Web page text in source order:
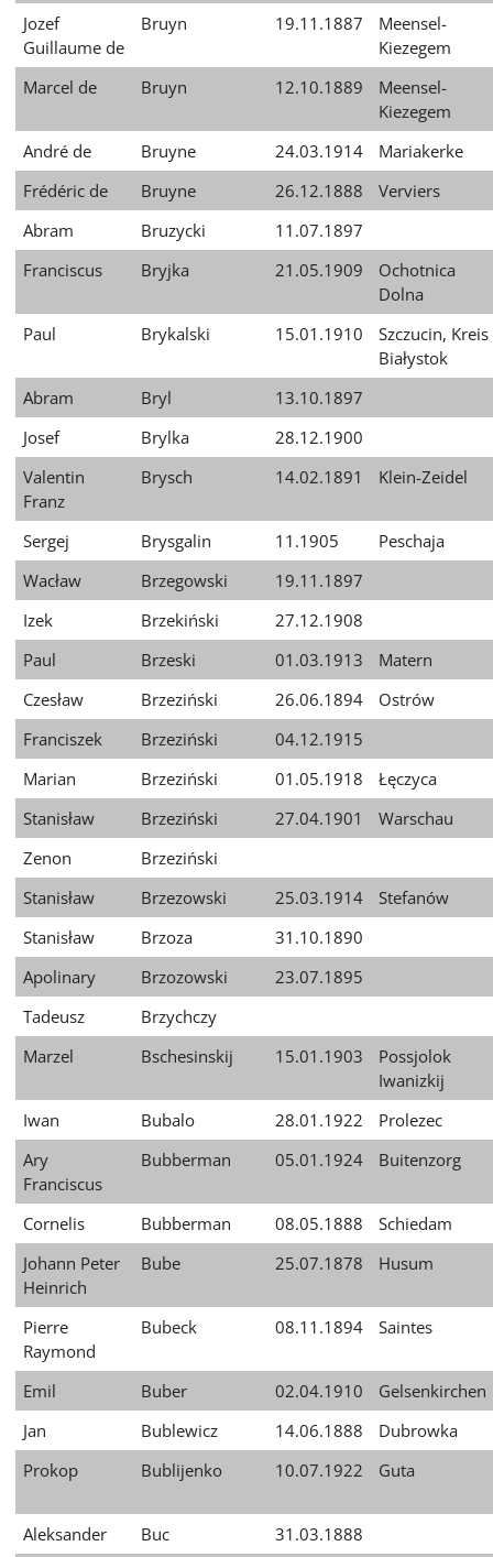
Jozef
Guillaume de
Bruyn 19.11.1887
Meensel-
Kiezegem
Marcel de
Bruyn 12.10.1889
Meensel-
Kiezegem
André de
Bruyne 24.03.1914
Mariakerke
Frédéric de
Bruyne 26.12.1888
Verviers
Abram
Bruzycki
11.07.1897
Franciscus
Bryjka 21.05.1909
Ochotnica
Dolna
Paul
Brykalski 15.01.1910
Szczucin, Kreis
Białystok
Abram
Bryl
13.10.1897
Josef
Brylka
28.12.1900
Valentin
Franz
Brysch 14.02.1891 Klein-Zeidel
Sergej Brysgalin 11.1905
Peschaja
Wacław
Brzegowski
19.11.1897
Izek
Brzekiński
27.12.1908
Paul
Brzeski 01.03.1913
Matern
Czesław
Brzeziński 26.06.1894
Ostrów
Franciszek
Brzeziński
04.12.1915
Marian
Brzeziński 01.05.1918
Łęczyca
Stanisław
Brzeziński 27.04.1901
Warschau
Zenon
Brzeziński
Stanisław
Brzezowski 25.03.1914
Stefanów
Stanisław
Brzoza
31.10.1890
Apolinary
Brzozowski
23.07.1895
Tadeusz
Brzychczy
Marzel
Bschesinskij 15.01.1903
Possjolok
Iwanizkij
Iwan
Bubalo 28.01.1922
Prolezec
Ary
Franciscus
Bubberman 05.01.1924 Buitenzorg
Cornelis Bubberman 08.05.1888
Schiedam
Johann Peter
Heinrich
Bube 25.07.1878 Husum
Pierre
Raymond
Bubeck 08.11.1894 Saintes
Emil Buber 02.04.1910
Gelsenkirchen
Jan
Bublewicz 14.06.1888
Dubrowka
Prokop
Bublijenko 10.07.1922 Guta
Aleksander Buc
31.03.1888